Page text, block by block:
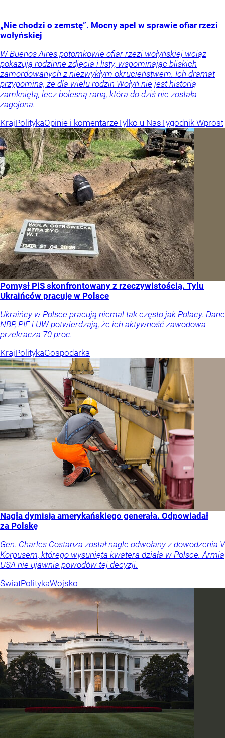
„Nie chodzi o zemstę”. Mocny apel w sprawie ofiar rzezi
wołyńskiej
W Buenos Aires potomkowie ofiar rzezi wołyńskiej wciąż
pokazują rodzinne zdjęcia i listy, wspominając bliskich
zamordowanych z niezwykłym okrucieństwem. Ich dramat
przypomina, że dla wielu rodzin Wołyń nie jest historią
zamkniętą, lecz bolesną raną, która do dziś nie została
zagojona.
KrajPolitykaOpinie i komentarzeTylko u NasTygodnik Wprost
Pomysł PiS skonfrontowany z rzeczywistością. Tylu
Ukraińców pracuje w Polsce
Ukraińcy w Polsce pracują niemal tak często jak Polacy. Dane
NBP, PIE i UW potwierdzają, że ich aktywność zawodowa
przekracza 70 proc.
KrajPolitykaGospodarka
Nagła dymisja amerykańskiego generała. Odpowiadał
za Polskę
Gen. Charles Costanza został nagle odwołany z dowodzenia V
Korpusem, którego wysunięta kwatera działa w Polsce. Armia
USA nie ujawnia powodów tej decyzji.
ŚwiatPolitykaWojsko